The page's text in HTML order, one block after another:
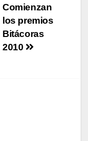
Comienzan
los premios
Bitácoras
2010